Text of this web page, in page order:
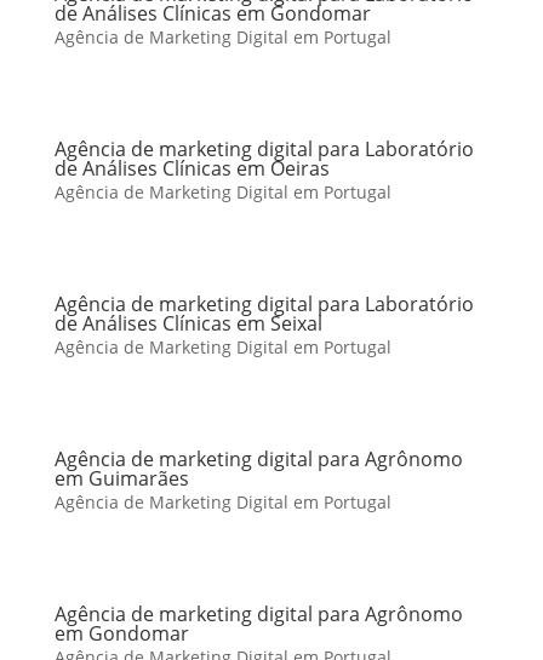
de Análises Clínicas em Gondomar
Agência de Marketing Digital em Portugal
Agência de marketing digital para Laboratório
de Análises Clínicas em Oeiras
Agência de Marketing Digital em Portugal
Agência de marketing digital para Laboratório
de Análises Clínicas em Seixal
Agência de Marketing Digital em Portugal
Agência de marketing digital para Agrônomo
em Guimarães
Agência de Marketing Digital em Portugal
Agência de marketing digital para Agrônomo
em Gondomar